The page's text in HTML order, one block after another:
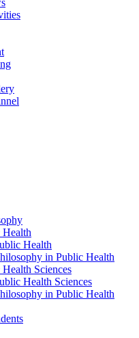
Health
Health
in Public Health
Sciences
Health Sciences
in Public Health